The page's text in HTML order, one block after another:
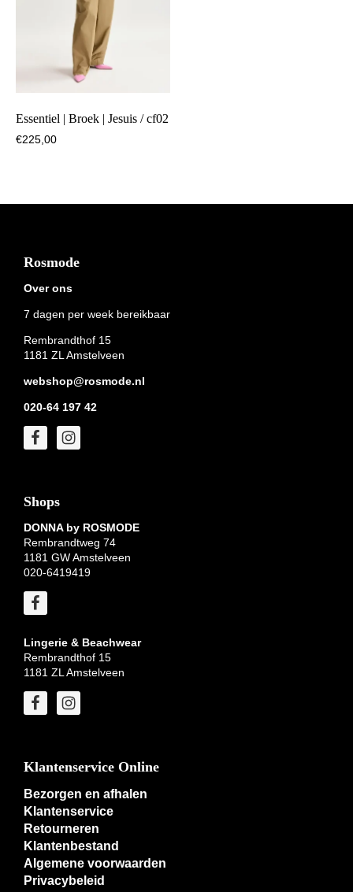
Essentiel | Broek | Jesuis / cf02
€225,00
Footer
Rosmode
Over ons
7 dagen per week bereikbaar
Rembrandthof 15
1181 ZL Amstelveen
webshop@rosmode.nl
020-64 197 42
Shops
DONNA by ROSMODE
Rembrandtweg 74
1181 GW Amstelveen
020-6419419
Lingerie & Beachwear
Rembrandthof 15
1181 ZL Amstelveen
Klantenservice Online
Bezorgen en afhalen
Klantenservice
Retourneren
Klantenbestand
Algemene voorwaarden
Privacybeleid